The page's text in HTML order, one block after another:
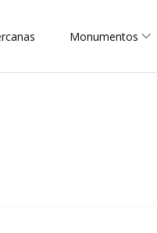
Monumentos